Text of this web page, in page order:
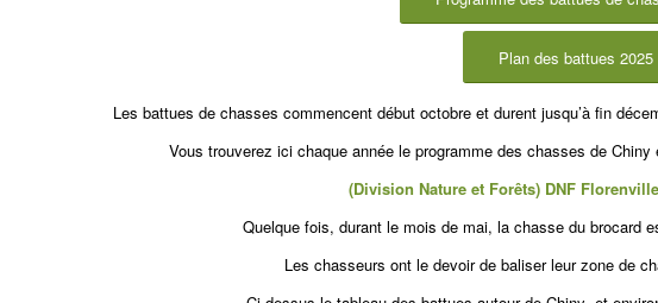
Plan des battues 2025
Les battues de chasses commencent début octobre et durent jusqu’à fin
Vous trouverez ici chaque année le programme des chasses de
(Division Nature et Forêts) DNF
Quelque fois, durant le mois de mai, la chasse du brocard
Les chasseurs ont le devoir de baliser leur zone de